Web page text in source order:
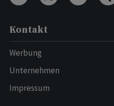
Kontakt
Werbung
Unternehmen
Impressum